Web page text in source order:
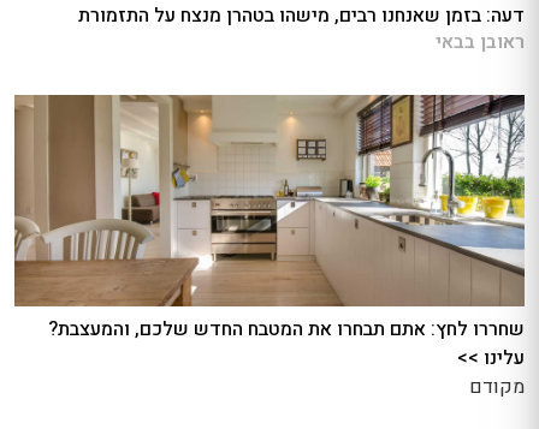
דעה: בזמן שאנחנו רבים, מישהו בטהרן מנצח על התזמורת
ראובן בבאי
שחררו לחץ: אתם תבחרו את המטבח החדש שלכם, והמעצבת?
עלינו >>
מקודם